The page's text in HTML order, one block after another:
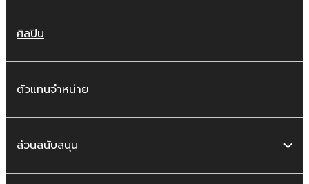
ศิลปิน
ตัวแทนจำหน่าย
ส่วนสนับสนุน